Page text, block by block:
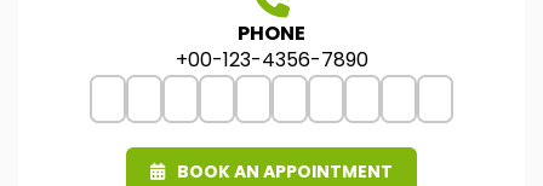
PHONE
+00-123-4356-7890
BOOK AN APPOINTMENT